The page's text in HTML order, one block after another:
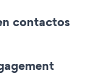
contactos